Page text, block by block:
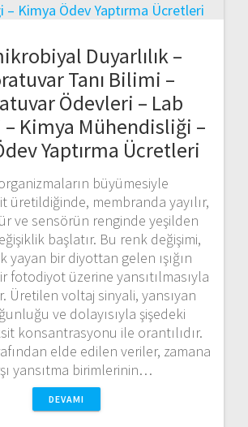
Duyarlılık –
Tanı Bilimi –
Ödevleri – Lab
Kimya Mühendisliği –
Yaptırma Ücretleri
büyümesiyle
üretildiğinde, membranda yayılır,
ve sensörün renginde yeşilden
başlatır. Bu renk değişimi,
yayan bir diyottan gelen ışığın
fotodiyot üzerine yansıtılmasıyla
Üretilen voltaj sinyali, yansıyan
ve dolayısıyla şişedeki
konsantrasyonu ile orantılıdır.
elde edilen veriler, zamana
yansıtma birimlerinin…
DEVAMI